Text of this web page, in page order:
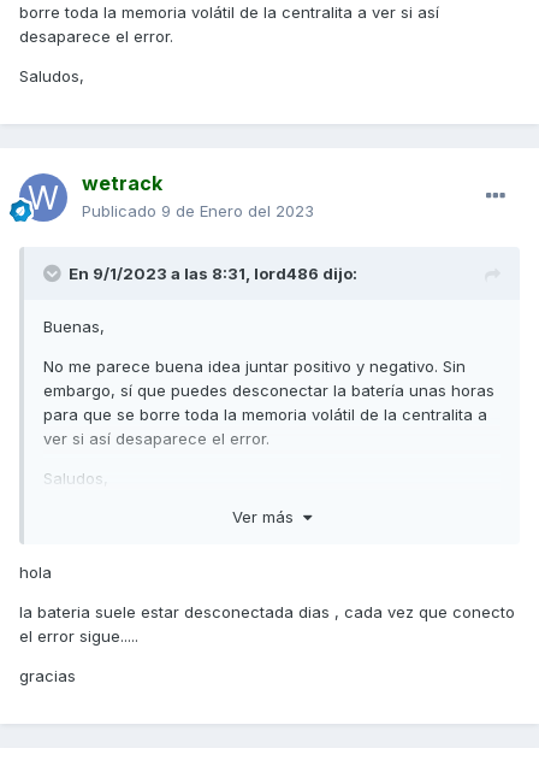
borre toda la memoria volátil de la centralita a ver si así
desaparece el error.
Saludos,
wetrack
Publicado 9 de Enero del 2023
En 9/1/2023 a las 8:31, lord486 dijo:
Buenas,
No me parece buena idea juntar positivo y negativo. Sin
embargo, sí que puedes desconectar la batería unas horas
para que se borre toda la memoria volátil de la centralita a
ver si así desaparece el error.
Saludos,
Ver más
hola
la bateria suele estar desconectada dias , cada vez que conecto
el error sigue.....
gracias